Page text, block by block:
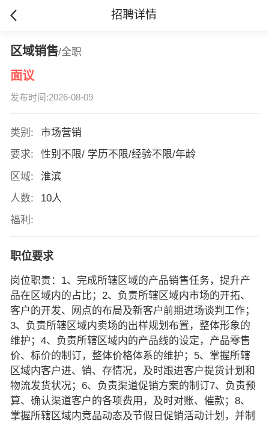
招聘详情
区域销售/全职
面议
发布时间:2026-08-09
类别:
市场营销
要求:
性别不限/ 学历不限/经验不限/年龄
区域:
淮滨
人数:
10人
福利:
职位要求
岗位职责：1、完成所辖区域的产品销售任务，提升产
品在区域内的占比；2、负责所辖区域内市场的开拓、
客户的开发、网点的布局及新客户前期进场谈判工作；
3、负责所辖区域内卖场的出样规划布置，整体形象的
维护；4、负责所辖区域内的产品线的设定，产品零售
价、标价的制订，整体价格体系的维护；5、掌握所辖
区域内客户进、销、存情况，及时跟进客户提货计划和
物流发货状况；6、负责渠道促销方案的制订7、负责预
算、确认渠道客户的各项费用，及时对账、催款；8、
掌握所辖区域内竞品动态及节假日促销活动计划，并制